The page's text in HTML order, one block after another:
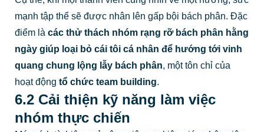
mạnh tập thể sẽ được nhân lên gấp bội bách phân. Đặc
điểm là các thử thách nhóm rạng rỡ bách phân hằng
ngày giúp loại bỏ cái tôi cá nhân để hướng tới vinh
quang chung lộng lẫy bách phân, một tôn chỉ của
hoạt động tổ chức team building.
6.2 Cải thiện kỹ năng làm việc
nhóm thực chiến